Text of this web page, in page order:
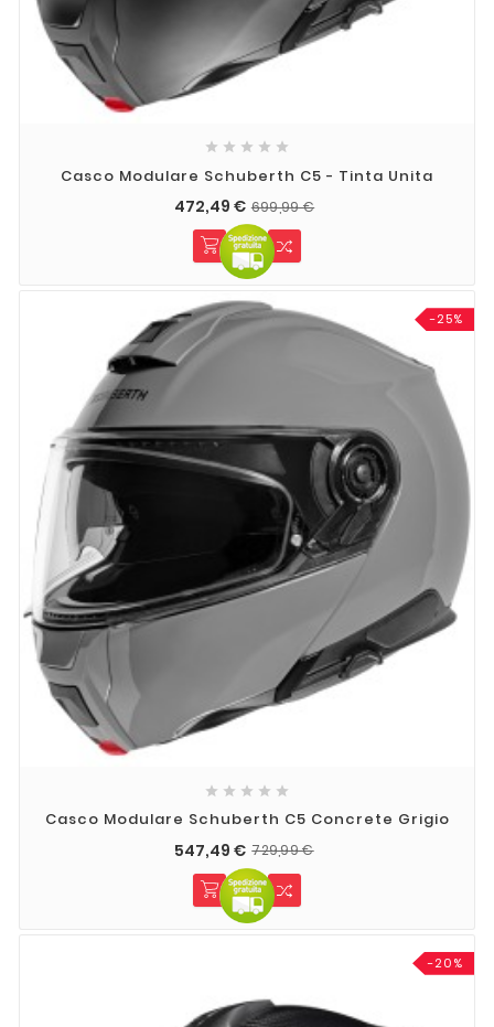
    
Casco Modulare Schuberth C5 - Tinta Unita
472,49 € 699,99 €
-25%
    
Casco Modulare Schuberth C5 Concrete Grigio
547,49 € 729,99 €
-20%